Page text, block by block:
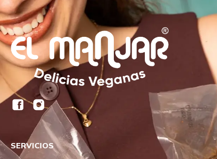
SERVICIOS